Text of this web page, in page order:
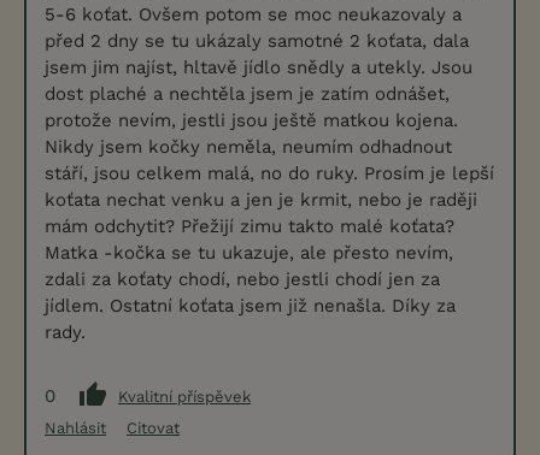
5-6 koťat. Ovšem potom se moc neukazovaly a
před 2 dny se tu ukázaly samotné 2 koťata, dala
jsem jim najíst, hltavě jídlo snědly a utekly. Jsou
dost plaché a nechtěla jsem je zatím odnášet,
protože nevím, jestli jsou ještě matkou kojena.
Nikdy jsem kočky neměla, neumím odhadnout
stáří, jsou celkem malá, no do ruky. Prosím je lepší
koťata nechat venku a jen je krmit, nebo je raději
mám odchytit? Přežijí zimu takto malé koťata?
Matka -kočka se tu ukazuje, ale přesto nevím,
zdali za koťaty chodí, nebo jestli chodí jen za
jídlem. Ostatní koťata jsem již nenašla. Díky za
rady.
0
Kvalitní příspěvek
Nahlásit
Citovat